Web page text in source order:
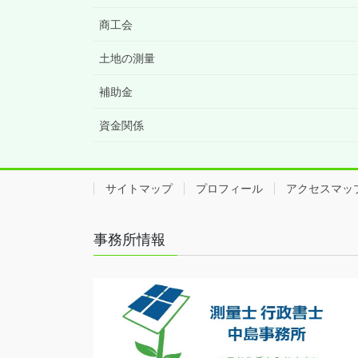
商工会
土地の測量
補助金
資金関係
サイトマップ プロフィール アクセスマッ
事務所情報